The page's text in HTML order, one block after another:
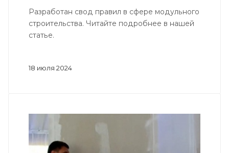
18 июля 2024
Разработан свод правил в сфере модульного
строительства. Читайте подробнее в нашей
статье.